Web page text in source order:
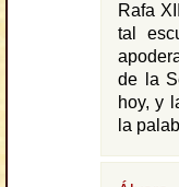
Rafa
tal
de la
hoy, y
la